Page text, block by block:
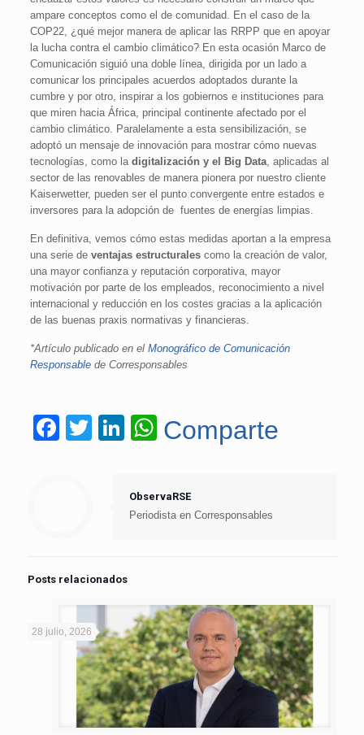
ampare conceptos como el de comunidad. En el caso de la
COP22, ¿qué mejor manera de aplicar las RRPP que en apoyar
la lucha contra el cambio climático? En esta ocasión Marco de
Comunicación siguió una doble línea, dirigida por un lado a
comunicar los principales acuerdos adoptados durante la
cumbre y por otro, inspirar a los gobiernos e instituciones para
que miren hacia África, principal continente afectado por el
cambio climático. Paralelamente a esta sensibilización, se
adoptó un mensaje de innovación para mostrar cómo nuevas
tecnologías, como ladigitalización y el Big Data, aplicadas al
sector de las renovables de manera pionera por nuestro cliente
Kaiserwetter, pueden ser el punto convergente entre estados e
inversores para la adopción de fuentes de energías limpias.
En definitiva, vemos cómo estas medidas aportan a la empresa
una serie deventajas estructurales como la creación de valor,
una mayor confianza y reputación corporativa, mayor
motivación por parte de los empleados, reconocimiento a nivel
internacional y reducción en los costes gracias a la aplicación
de las buenas praxis normativas y financieras.
*Artículo publicado en elMonográfico de Comunicación
Responsable de Corresponsables
Facebook
Twitter
LinkedIn
WhatsApp
Comparte
ObservaRSE
Periodista en Corresponsables
Posts relacionados
28 julio, 2026